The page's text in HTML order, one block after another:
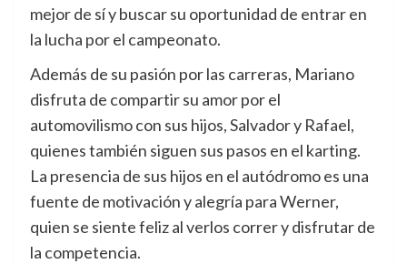
mejor de sí y buscar su oportunidad de entrar en
la lucha por el campeonato.
Además de su pasión por las carreras, Mariano
disfruta de compartir su amor por el
automovilismo con sus hijos, Salvador y Rafael,
quienes también siguen sus pasos en el karting.
La presencia de sus hijos en el autódromo es una
fuente de motivación y alegría para Werner,
quien se siente feliz al verlos correr y disfrutar de
la competencia.